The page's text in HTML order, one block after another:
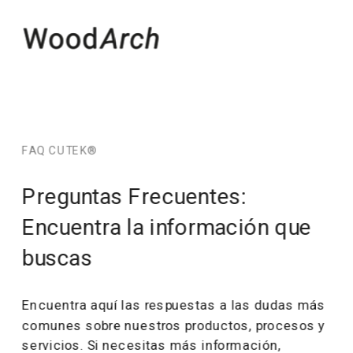
FAQ CUTEK®
Preguntas Frecuentes:
Encuentra la información que
buscas
Encuentra aquí las respuestas a las dudas más
comunes sobre nuestros productos, procesos y
servicios. Si necesitas más información,